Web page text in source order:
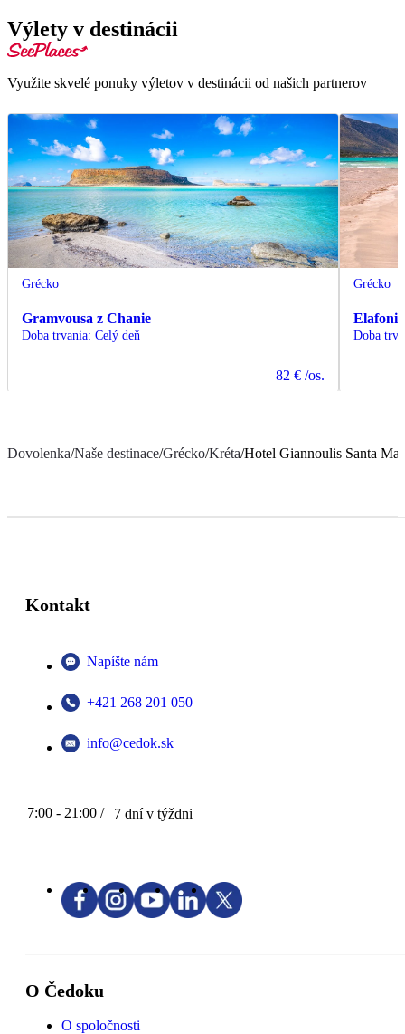
Výlety v destinácii
Využite skvelé ponuky výletov v destinácii od našich partnerov
Grécko
Gramvousa z Chanie
Doba trvania: Celý deň
82 € /os.
Grécko
Doba
Dovolenka/Naše destinace/Grécko/Kréta/Hotel Giannoulis Santa
Kontakt
Napíšte nám
+421 268 201 050
info@cedok.sk
7:00 - 21:00 / 7 dní v týždni
O Čedoku
O spoločnosti